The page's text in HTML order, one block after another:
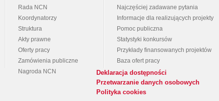
Rada NCN
Koordynatorzy
Struktura
Akty prawne
Oferty pracy
Zamówienia publiczne
Nagroda NCN
Najczęściej zadawane pytania
Informacje dla realizujących projekty
Pomoc publiczna
Statystyki konkursów
Przykłady finansowanych projektów
Baza ofert pracy
Deklaracja dostępności
Przetwarzanie danych osobowych
Polityka cookies